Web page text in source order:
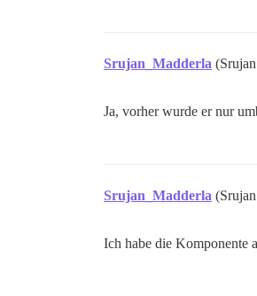
Srujan_Madderla
Ja, vorher wurde er nur
Srujan_Madderla
Ich habe die Komponente